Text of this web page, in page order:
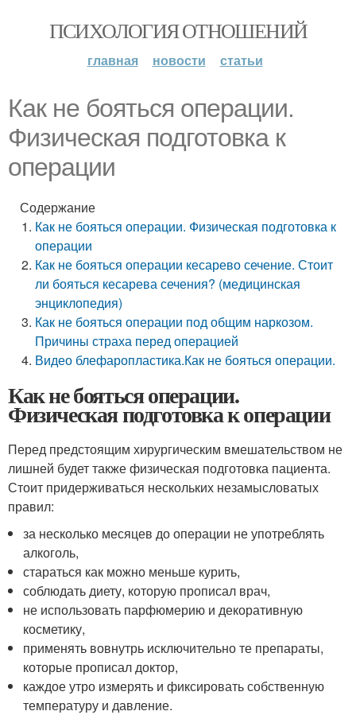
ПСИХОЛОГИЯ ОТНОШЕНИЙ
главная новости статьи
Как не бояться операции.
Физическая подготовка к
операции
Содержание
Как не бояться операции. Физическая подготовка к
операции
Как не бояться операции кесарево сечение. Стоит
ли бояться кесарева сечения? (медицинская
энциклопедия)
Как не бояться операции под общим наркозом.
Причины страха перед операцией
Видео блефаропластика.Как не бояться операции.
Как не бояться операции.
Физическая подготовка к операции
Перед предстоящим хирургическим вмешательством не
лишней будет также физическая подготовка пациента.
Стоит придерживаться нескольких незамысловатых
правил:
за несколько месяцев до операции не употреблять
алкоголь,
стараться как можно меньше курить,
соблюдать диету, которую прописал врач,
не использовать парфюмерию и декоративную
косметику,
применять вовнутрь исключительно те препараты,
которые прописал доктор,
каждое утро измерять и фиксировать собственную
температуру и давление.